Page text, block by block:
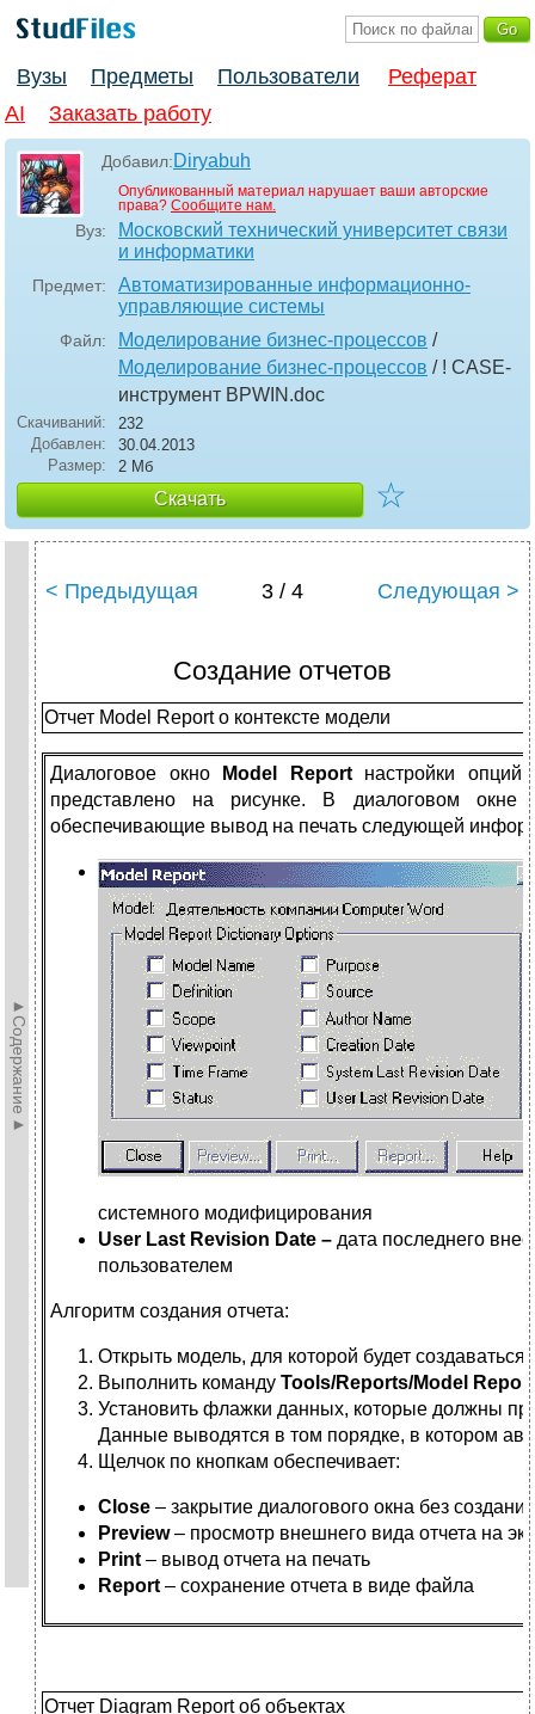
Вузы Предметы Пользователи
Реферат
AI
Заказать работу
Добавил:Diryabuh
Опубликованный материал нарушает ваши авторские
права? Сообщите нам.
Вуз:
Московский технический университет связи
и информатики
Предмет:
Автоматизированные информационно-
управляющие системы
Файл: Моделирование бизнес-процессов /
Моделирование бизнес-процессов / ! CASE-
инструмент BPWIN .doc
Скачиваний:
232
Добавлен:
30.04.2013
Размер:
2 Мб
Скачать ☆
►Содержание►
< Предыдущая 3 / 4 Следующая >
Создание отчетов
Отчет Model Report о контексте модели
Диалоговое окно Model Report настройки
представлено на рисунке. В диалоговом окне
обеспечивающие вывод на печать следующей
системного модифицирования
User Last Revision Date – дата последнего
пользователем
Алгоритм создания отчета:
Открыть модель, для которой будет создаваться
Выполнить команду Tools/Reports/Model
Установить флажки данных, которые должны
Данные выводятся в том порядке, в котором
Щелчок по кнопкам обеспечивает:
Close – закрытие диалогового окна без
Preview– просмотр внешнего вида отчета на
Print – вывод отчета на печать
Report – сохранение отчета в виде файла
Отчет Diagram Report об объектах